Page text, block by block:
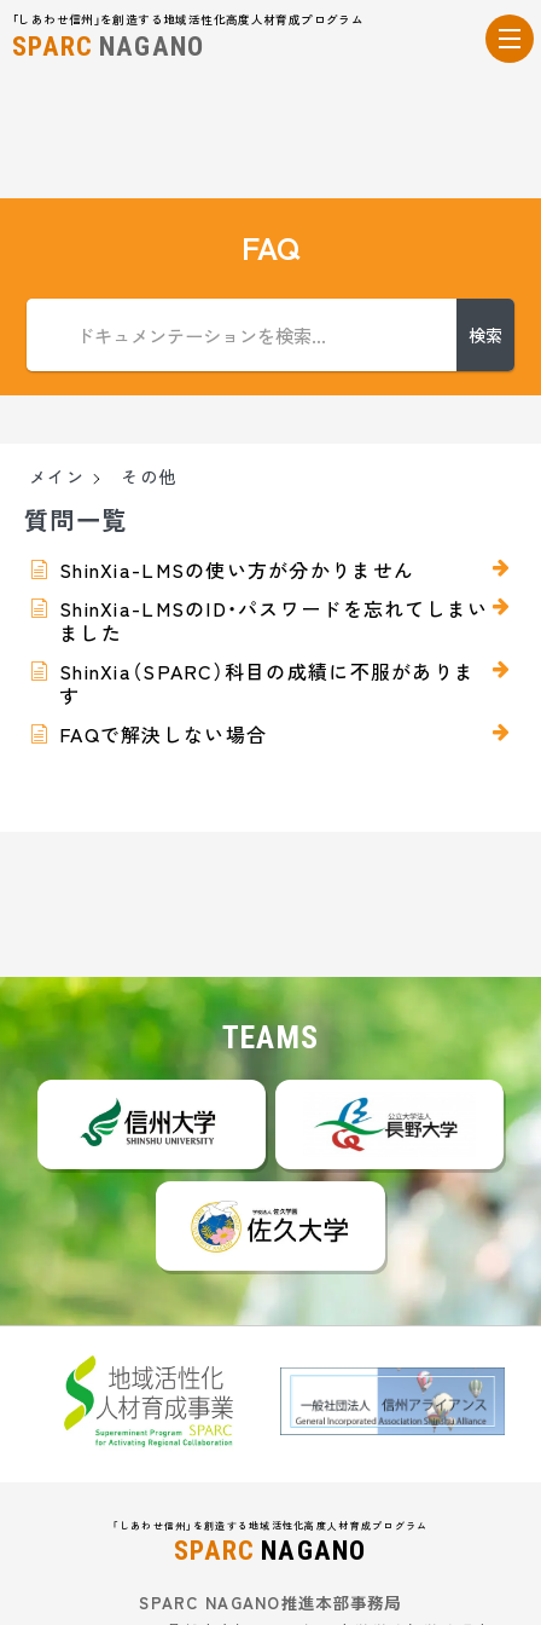
「しあわせ信州」を創造する地域活性化高度人材育成プログラム
SPARC NAGANO
FAQ
検索
メイン その他
質問一覧
ShinXia-LMSの使い方が分かりません
ShinXia-LMSのID・パスワードを忘れてしまい
ました
ShinXia（SPARC）科目の成績に不服がありま
す
FAQで解決しない場合
TEAMS
「しあわせ信州」を創造する地域活性化高度人材育成プログラム
SPARC NAGANO
SPARC NAGANO推進本部事務局